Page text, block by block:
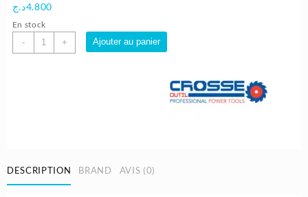
4.800د.ج
En stock
-
quantité
de
+ Ajouter au panier
DESCRIPTION BRAND AVIS (0)